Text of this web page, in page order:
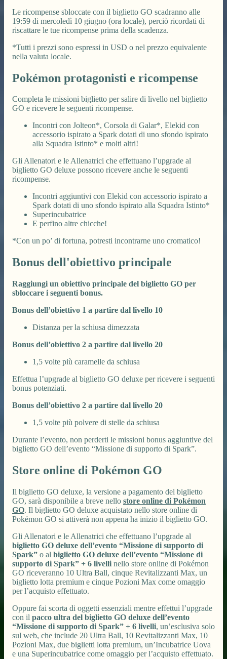
Le ricompense sbloccate con il biglietto GO scadranno alle
19:59 di mercoledì 10 giugno (ora locale), perciò ricordati di
riscattare le tue ricompense prima della scadenza.
*Tutti i prezzi sono espressi in USD o nel prezzo equivalente
nella valuta locale.
Pokémon protagonisti e ricompense
Completa le missioni biglietto per salire di livello nel biglietto
GO e ricevere le seguenti ricompense.
Incontri con Jolteon*, Corsola di Galar*, Elekid con
accessorio ispirato a Spark dotati di uno sfondo ispirato
alla Squadra Istinto* e molti altri!
Gli Allenatori e le Allenatrici che effettuano l’upgrade al
biglietto GO deluxe possono ricevere anche le seguenti
ricompense.
Incontri aggiuntivi con Elekid con accessorio ispirato a
Spark dotati di uno sfondo ispirato alla Squadra Istinto*
Superincubatrice
E perfino altre chicche!
*Con un po’ di fortuna, potresti incontrarne uno cromatico!
Bonus dell'obiettivo principale
Raggiungi un obiettivo principale del biglietto GO per
sbloccare i seguenti bonus.
Bonus dell’obiettivo 1 a partire dal livello 10
Distanza per la schiusa dimezzata
Bonus dell’obiettivo 2 a partire dal livello 20
1,5 volte più caramelle da schiusa
Effettua l’upgrade al biglietto GO deluxe per ricevere i seguenti
bonus potenziati.
Bonus dell’obiettivo 2 a partire dal livello 20
1,5 volte più polvere di stelle da schiusa
Durante l’evento, non perderti le missioni bonus aggiuntive del
biglietto GO dell’evento “Missione di supporto di Spark”.
Store online di Pokémon GO
Il biglietto GO deluxe, la versione a pagamento del biglietto
GO, sarà disponibile a breve nello store online di Pokémon
GO. Il biglietto GO deluxe acquistato nello store online di
Pokémon GO si attiverà non appena ha inizio il biglietto GO.
Gli Allenatori e le Allenatrici che effettuano l’upgrade al
biglietto GO deluxe dell’evento “Missione di supporto di
Spark” o al biglietto GO deluxe dell’evento “Missione di
supporto di Spark” + 6 livelli nello store online di Pokémon
GO riceveranno 10 Ultra Ball, cinque Revitalizzanti Max, un
biglietto lotta premium e cinque Pozioni Max come omaggio
per l’acquisto effettuato.
Oppure fai scorta di oggetti essenziali mentre effettui l’upgrade
con il pacco ultra del biglietto GO deluxe dell’evento
“Missione di supporto di Spark” + 6 livelli, un’esclusiva solo
sul web, che include 20 Ultra Ball, 10 Revitalizzanti Max, 10
Pozioni Max, due biglietti lotta premium, un’Incubatrice Uova
e una Superincubatrice come omaggio per l’acquisto effettuato.